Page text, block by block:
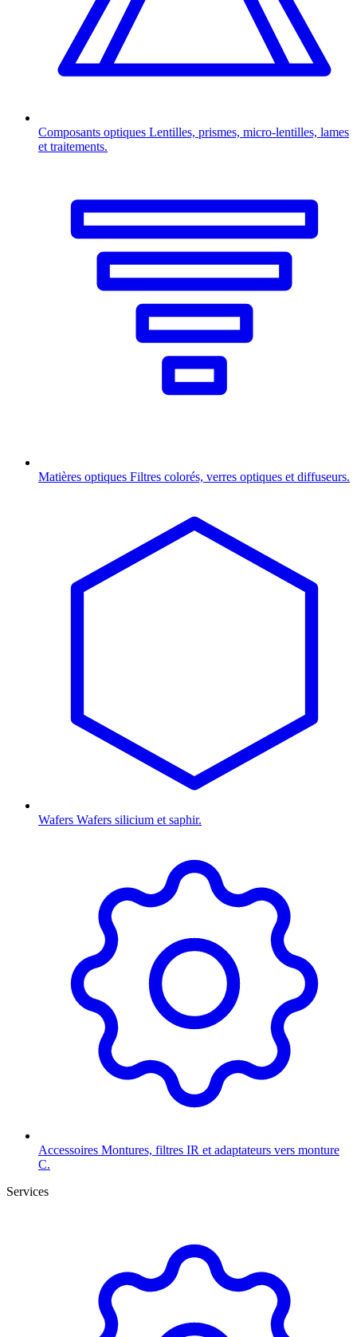
Composants optiques Lentilles, prismes, micro-lentilles, lames
et traitements.
Matières optiques Filtres colorés, verres optiques et diffuseurs.
Wafers Wafers silicium et saphir.
Accessoires Montures, filtres IR et adaptateurs vers monture
C.
Services